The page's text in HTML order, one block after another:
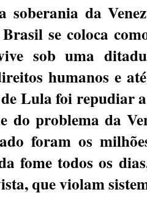
soberania da
se coloca
sob uma
humanos e
Lula foi repudiar
do problema da
foram os
fome todos os
que violam